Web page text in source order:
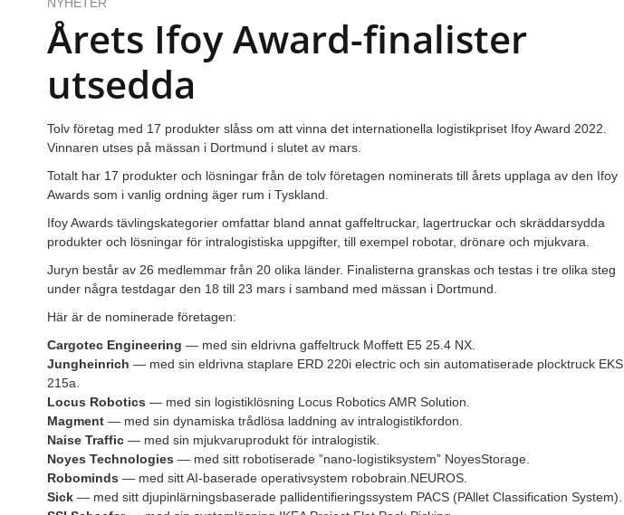
Årets Ifoy Award-finalister
utsedda
Tolv företag med 17 produkter slåss om att vinna det internationella logistikpriset Ifoy Award 2022.
Vinnaren utses på mässan i Dortmund i slutet av mars.
Totalt har 17 produkter och lösningar från de tolv företagen nominerats till årets upplaga av den Ifoy
Awards som i vanlig ordning äger rum i Tyskland.
Ifoy Awards tävlingskategorier omfattar bland annat gaffeltruckar, lagertruckar och skräddarsydda
produkter och lösningar för intralogistiska uppgifter, till exempel robotar, drönare och mjukvara.
Juryn består av 26 medlemmar från 20 olika länder. Finalisterna granskas och testas i tre olika steg
under några testdagar den 18 till 23 mars i samband med mässan i Dortmund.
Här är de nominerade företagen:
Cargotec Engineering — med sin eldrivna gaffeltruck Moffett E5 25.4 NX.
Jungheinrich — med sin eldrivna staplare ERD 220i electric och sin automatiserade plocktruck EKS
215a.
Locus Robotics — med sin logistiklösning Locus Robotics AMR Solution.
Magment — med sin dynamiska trådlösa laddning av intralogistikfordon.
Naise Traffic — med sin mjukvaruprodukt för intralogistik.
Noyes Technologies — med sitt robotiserade ”nano-logistiksystem” NoyesStorage.
Robominds — med sitt AI-baserade operativsystem robobrain.NEUROS.
Sick — med sitt djupinlärningsbaserade pallidentifieringssystem PACS (PAllet Classification System).